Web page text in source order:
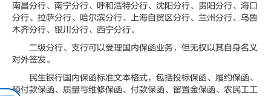
南昌分行、南宁分行、呼和浩特分行、沈阳分行、贵阳分行、海口
分行、拉萨分行、哈尔滨分行、上海自贸区分行、兰州分行、乌鲁
木齐分行、银川分行、西宁分行。
二级分行、支行可以受理国内保函业务，但无权以其自身名义
对外签发。
民生银行国内保函标准文本格式，包括投标保函、履约保函、
预付款保函、质量与维修保函、付款保函、留置金保函、农民工工